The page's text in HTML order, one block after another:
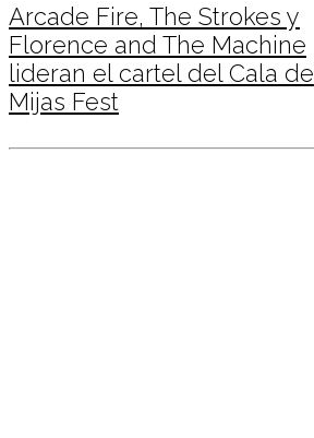
Arcade Fire, The Strokes y
Florence and The Machine
lideran el cartel del Cala de
Mijas Fest